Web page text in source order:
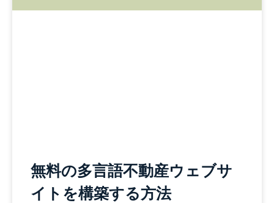
無料の多言語不動産ウェブサ
イトを構築する方法